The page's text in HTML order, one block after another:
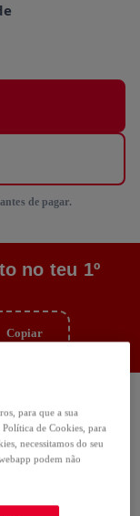
de pagar.
no teu 1º
Copiar
para que a sua
Política de Cookies, para
necessitamos do seu
podem não